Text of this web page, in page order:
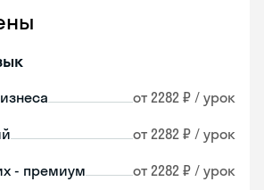
от 2282 ₽ / урок
от 2282 ₽ / урок
- премиум от 2282 ₽ / урок